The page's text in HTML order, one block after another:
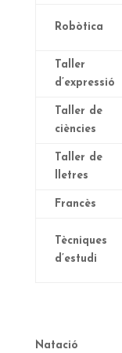
Robòtica
Taller
d’expressió
Taller de
ciències
Taller de
lletres
Francès
Tècniques
d’estudi
Natació